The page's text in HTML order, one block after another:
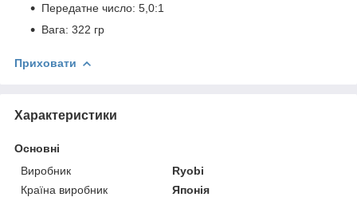
Передатне число: 5,0:1
Вага: 322 гр
Приховати
Характеристики
Основні
Виробник
Ryobi
Країна виробник
Японія